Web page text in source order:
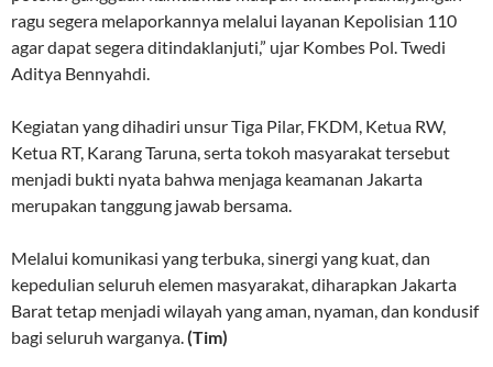
ragu segera melaporkannya melalui layanan Kepolisian 110
agar dapat segera ditindaklanjuti,” ujar Kombes Pol. Twedi
Aditya Bennyahdi.
Kegiatan yang dihadiri unsur Tiga Pilar, FKDM, Ketua RW,
Ketua RT, Karang Taruna, serta tokoh masyarakat tersebut
menjadi bukti nyata bahwa menjaga keamanan Jakarta
merupakan tanggung jawab bersama.
Melalui komunikasi yang terbuka, sinergi yang kuat, dan
kepedulian seluruh elemen masyarakat, diharapkan Jakarta
Barat tetap menjadi wilayah yang aman, nyaman, dan kondusif
bagi seluruh warganya.(Tim)